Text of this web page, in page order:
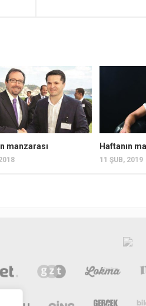
manzarası Haftanın
11 ŞUB, 2019